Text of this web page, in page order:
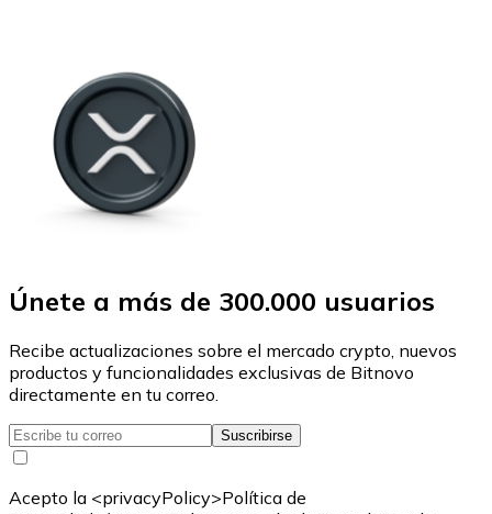
Únete a más de 300.000 usuarios
Recibe actualizaciones sobre el mercado crypto, nuevos
productos y funcionalidades exclusivas de Bitnovo
directamente en tu correo.
Suscribirse
Acepto la <privacyPolicy>Política de